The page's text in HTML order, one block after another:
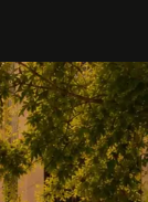
actif breveté,